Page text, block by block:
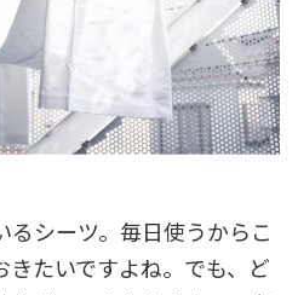
るシーツ。毎日使うからこ
きたいですよね。でも、ど